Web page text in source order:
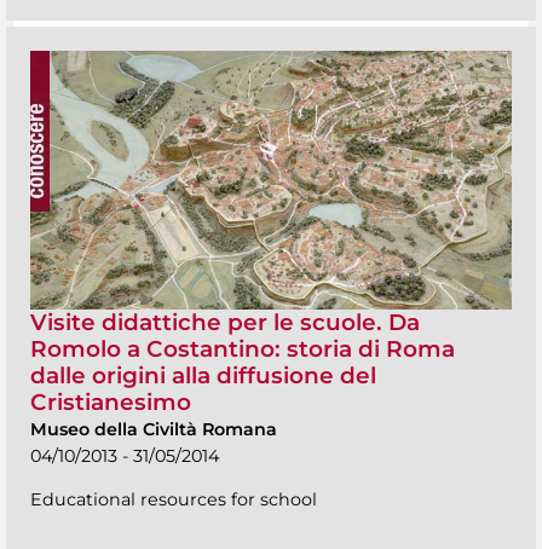
Visite didattiche per le scuole. Da
Romolo a Costantino: storia di Roma
dalle origini alla diffusione del
Cristianesimo
Museo della Civiltà Romana
04/10/2013 - 31/05/2014
Educational resources for school